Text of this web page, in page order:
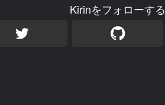
Kirinをフォローする